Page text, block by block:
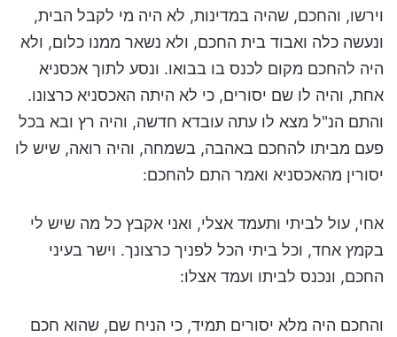
וירשו, והחכם, שהיה במדינות, לא היה מי לקבל הבית,
ונעשה כלה ואבוד בית החכם, ולא נשאר ממנו כלום, ולא
היה להחכם מקום לכנס בו בבואו. ונסע לתוך אכסניא
אחת, והיה לו שם יסורים, כי לא היתה האכסניא כרצונו.
והתם הנ"ל מצא לו עתה עובדא חדשה, והיה רץ ובא בכל
פעם מביתו להחכם באהבה, בשמחה, והיה רואה, שיש לו
יסורין מהאכסניא ואמר התם להחכם:
אחי, עול לביתי ותעמד אצלי, ואני אקבץ כל מה שיש לי
בקמץ אחד, וכל ביתי הכל לפניך כרצונך. וישר בעיני
החכם, ונכנס לביתו ועמד אצלו:
והחכם היה מלא יסורים תמיד, כי הניח שם, שהוא חכם